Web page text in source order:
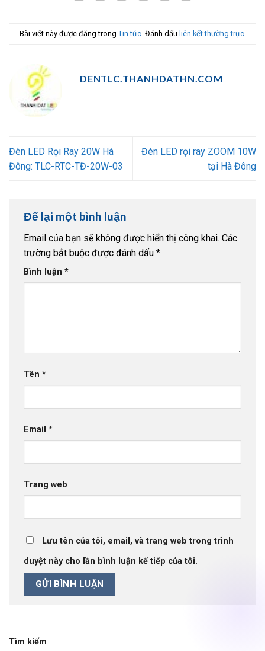
Bài viết này được đăng trong Tin tức. Đánh dấu liên kết thường trực.
DENTLC.THANHDATHN.COM
Đèn LED Rọi Ray 20W Hà
Đông: TLC-RTC-TĐ-20W-03
Đèn LED rọi ray ZOOM 10W
tại Hà Đông
Để lại một bình luận
Email của bạn sẽ không được hiển thị công khai. Các
trường bắt buộc được đánh dấu *
Bình luận *
Tên *
Email *
Trang web
Lưu tên của tôi, email, và trang web trong trình
duyệt này cho lần bình luận kế tiếp của tôi.
Tìm kiếm